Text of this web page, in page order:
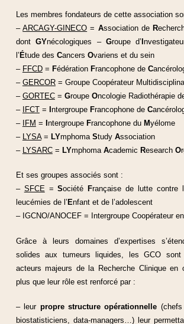
Les membres fondateurs de cette association
–ARCAGY-GINECO = Association de R
dontGYnécologiques – Groupe d’ I
l’ Étude des Cancers Ovariens et du sein
– FFCD= Fédération Francophone de C
– GERCOR= Groupe Coopérateur
– GORTEC= Groupe Oncologie Radiothérapie
– IFCT= ntergroupe Francophone de C
– IFM = ntergroupe Francophone du Myélome
– LYSA= LYmphoma Study Association
– LYSARC= LYmphoma Academic Research O
Et ses groupes associés sont :
– SFCE=Société Française de lutte
leucémies de l’ Enfant et de l’adolescent
– IGCNO/ANOCEF = Intergroupe Coopérateur
Grâce à leurs domaines d’expertises
solides aux tumeurs liquides, les GCO sont
acteurs majeurs de la Recherche Clinique en
plus que leur rôle est renforcé par :
– leur propre structure opérationnelle
biostatisticiens, data-managers…) leur